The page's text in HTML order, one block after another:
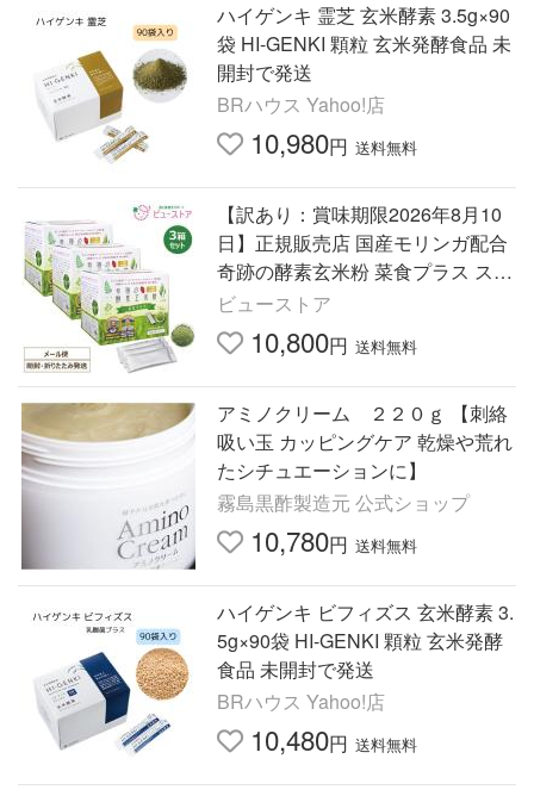
ハイゲンキ 霊芝 玄米酵素 3.5g×90
袋 HI-GENKI 顆粒 玄米発酵食品 未
開封で発送
BRハウス Yahoo!店
10,980円 送料無料
【訳あり：賞味期限2026年8月10
日】正規販売店 国産モリンガ配合
奇跡の酵素玄米粉 菜食プラス ステ
ィック8g×30本 3箱 発酵玄米 モリ
ンガ クロレラ 大麦若葉
ビューストア
10,800円 送料無料
アミノクリーム ２２０ｇ 【刺絡
吸い玉 カッピングケア 乾燥や荒れ
たシチュエーションに】
霧島黒酢製造元 公式ショップ
10,780円 送料無料
ハイゲンキ ビフィズス 玄米酵素 3.
5g×90袋 HI-GENKI 顆粒 玄米発酵
食品 未開封で発送
BRハウス Yahoo!店
10,480円 送料無料